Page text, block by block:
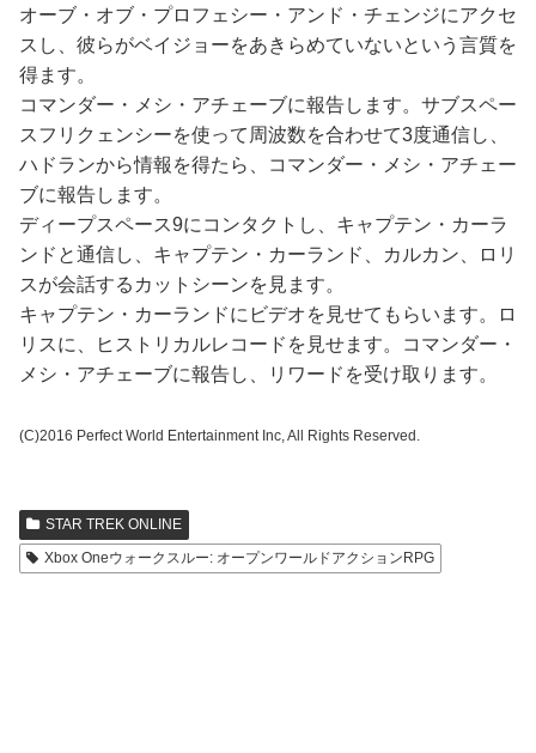
オーブ・オブ・プロフェシー・アンド・チェンジにアクセ
スし、彼らがベイジョーをあきらめていないという言質を
得ます。
コマンダー・メシ・アチェーブに報告します。サブスペー
スフリクェンシーを使って周波数を合わせて3度通信し、
ハドランから情報を得たら、コマンダー・メシ・アチェー
ブに報告します。
ディープスペース9にコンタクトし、キャプテン・カーラ
ンドと通信し、キャプテン・カーランド、カルカン、ロリ
スが会話するカットシーンを見ます。
キャプテン・カーランドにビデオを見せてもらいます。ロ
リスに、ヒストリカルレコードを見せます。コマンダー・
メシ・アチェーブに報告し、リワードを受け取ります。
(C)2016 Perfect World Entertainment Inc, All Rights Reserved.
STAR TREK ONLINE
Xbox Oneウォークスルー: オープンワールドアクションRPG